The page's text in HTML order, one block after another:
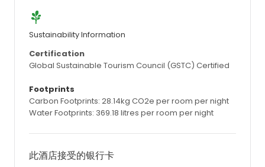
Sustainability Information
Certification
Global Sustainable Tourism Council (GSTC) Certified
Footprints
Carbon Footprints: 28.14kg CO2e per room per night
Water Footprints: 369.18 litres per room per night
此酒店接受的银行卡